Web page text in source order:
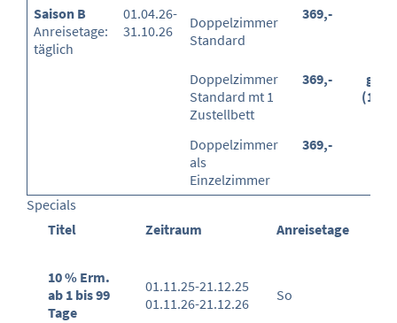
Saison B
Anreisetage:
täglich
01.04.26-
31.10.26
Doppelzimmer
Standard
369,-
Doppelzimmer
Standard mt 1
Zustellbett
369,-
Doppelzimmer
als
Einzelzimmer
369,-
Specials
Titel
Zeitraum Anreisetage
10 % Erm.
ab 1 bis 99
Tage
01.11.25-21.12.25
01.11.26-21.12.26
So